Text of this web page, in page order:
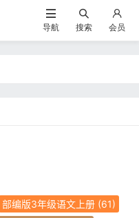
导航 搜索 会员
部编版3年级语文上册 (61)